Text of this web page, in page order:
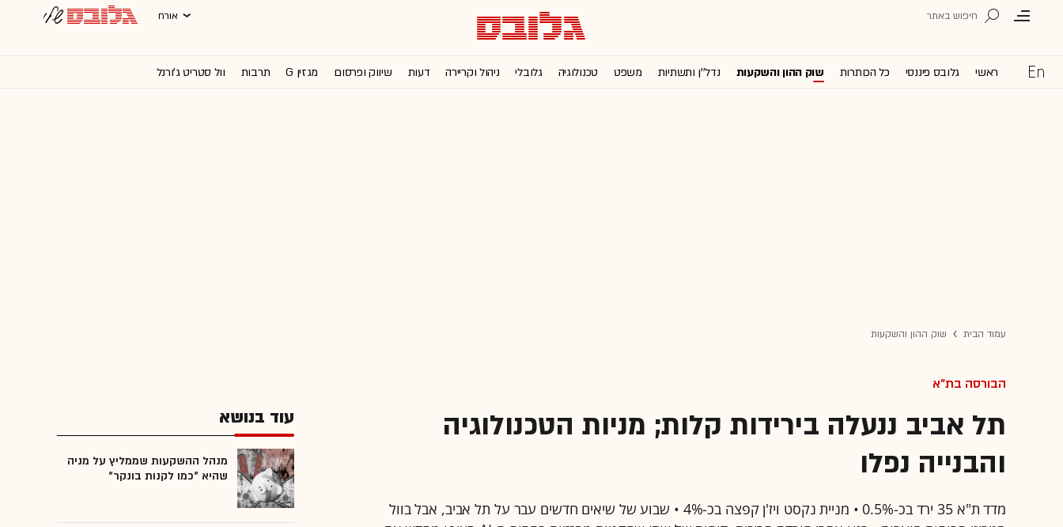
אורח
ראשי גלובס פיננסי כל הכותרות שוק ההון והשקעות נדל''ן ותשתיות משפט טכנולוגיה גלובלי ניהול וקריירה דעות שיווק ופרסום מגזין G תרבות וול סטריט ג'ורנל
עמוד הבית שוק ההון והשקעות
הבורסה בת"א
תל אביב ננעלה בירידות קלות; מניות הטכנולוגיה
והבנייה נפלו
מדד ת"א 35 ירד בכ-0.5% • מניית נקסט ויז'ן קפצה בכ-4% • שבוע של שיאים חדשים עבר על תל אביב, אבל בוול
עוד בנושא
מנהל ההשקעות שממליץ על מניה
שהיא "כמו לקנות בונקר"